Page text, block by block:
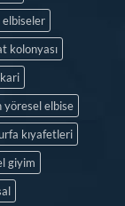
elbiseler
kolonyası
yöresel elbise
kıyafetleri
giyim